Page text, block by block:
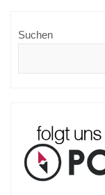
Suchen